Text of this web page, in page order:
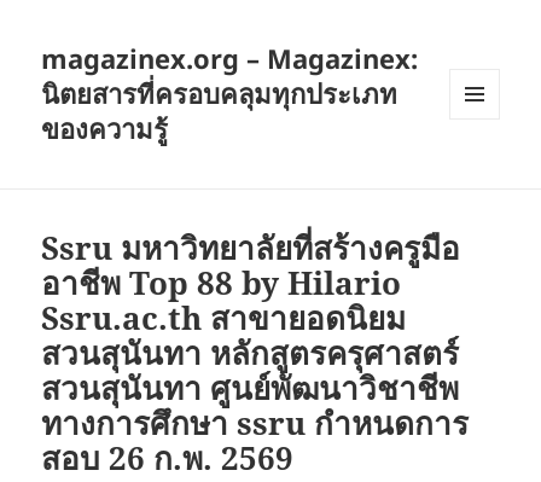
magazinex.org – Magazinex:
นิตยสารที่ครอบคลุมทุกประเภท
ของความรู้
Ssru มหาวิทยาลัยที่สร้างครูมือ
อาชีพ Top 88 by Hilario
Ssru.ac.th สาขายอดนิยม
สวนสุนันทา หลักสูตรครุศาสตร์
สวนสุนันทา ศูนย์พัฒนาวิชาชีพ
ทางการศึกษา ssru กำหนดการ
สอบ 26 ก.พ. 2569